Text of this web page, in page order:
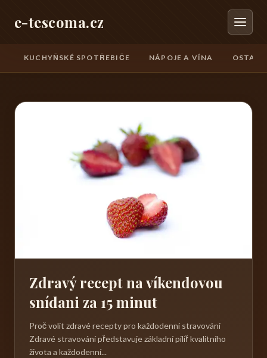
e-tescoma.cz
KUCHYŇSKÉ SPOTŘEBIČE NÁPOJE A VÍNA
Zdravý recept na víkendovou
snídani za 15 minut
Proč volit zdravé recepty pro každodenní stravování
Zdravé stravování představuje základní pilíř kvalitního
života a každodenní...